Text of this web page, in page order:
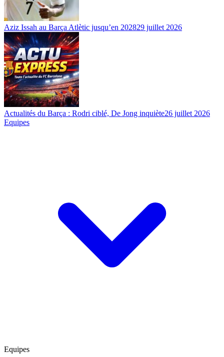
Aziz Issah au Barça Atlètic jusqu’en 202829 juillet 2026
Actualités du Barça : Rodri ciblé, De Jong inquiète26 juillet 2026
Equipes
Equipes